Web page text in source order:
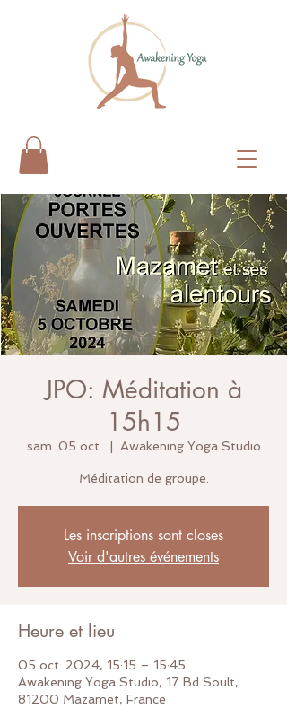
JPO: Méditation à
15h15
sam. 05 oct. Awakening Yoga Studio
Méditation de groupe.
Les inscriptions sont closes
Voir d'autres événements
Heure et lieu
05 oct. 2024, 15:15 – 15:45
Awakening Yoga Studio, 17 Bd Soult,
81200 Mazamet, France